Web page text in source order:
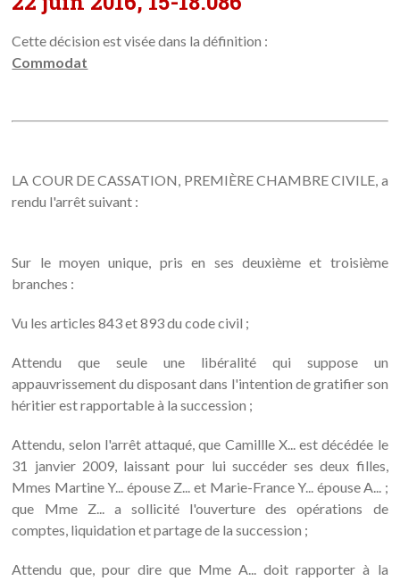
Cette décision est visée dans la définition :
Commodat
LA COUR DE CASSATION, PREMIÈRE CHAMBRE CIVILE, a
rendu l'arrêt suivant :
Sur le moyen unique, pris en ses deuxième et troisième
branches :
Vu les articles 843 et 893 du code civil ;
Attendu que seule une libéralité qui suppose un
appauvrissement du disposant dans l'intention de gratifier son
héritier est rapportable à la succession ;
Attendu, selon l'arrêt attaqué, que Camillle X... est décédée le
31 janvier 2009, laissant pour lui succéder ses deux filles,
Mmes Martine Y... épouse Z... et Marie-France Y... épouse A... ;
que Mme Z... a sollicité l'ouverture des opérations de
comptes, liquidation et partage de la succession ;
Attendu que, pour dire que Mme A... doit rapporter à la